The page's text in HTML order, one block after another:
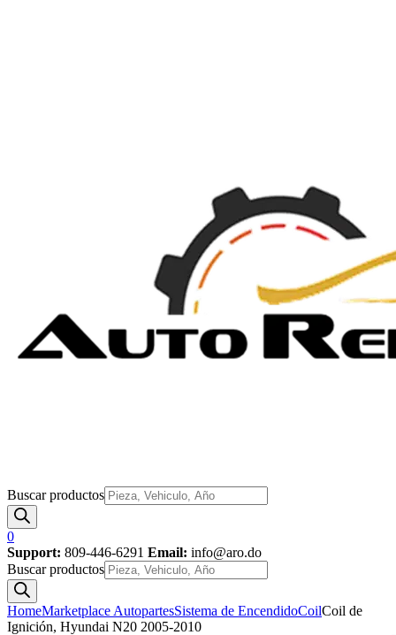
Buscar productos
0
Support: 809-446-6291 Email: info@aro.do
Buscar productos
HomeMarketplace AutopartesSistema de EncendidoCoilCoil de
Ignición, Hyundai N20 2005-2010